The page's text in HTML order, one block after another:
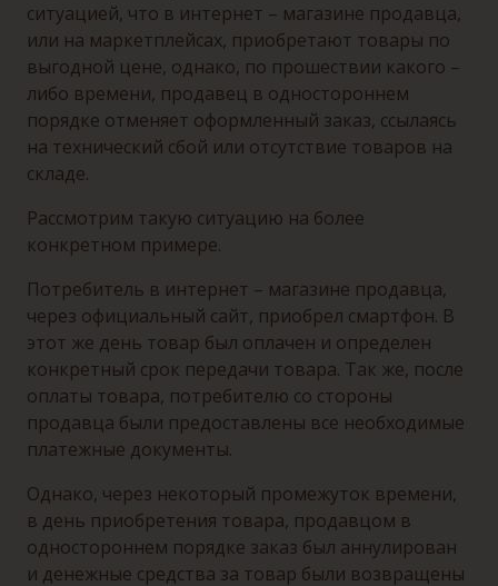
ситуацией, что в интернет – магазине продавца,
или на маркетплейсах, приобретают товары по
выгодной цене, однако, по прошествии какого –
либо времени, продавец в одностороннем
порядке отменяет оформленный заказ, ссылаясь
на технический сбой или отсутствие товаров на
складе.
Рассмотрим такую ситуацию на более
конкретном примере.
Потребитель в интернет – магазине продавца,
через официальный сайт, приобрел смартфон. В
этот же день товар был оплачен и определен
конкретный срок передачи товара. Так же, после
оплаты товара, потребителю со стороны
продавца были предоставлены все необходимые
платежные документы.
Однако, через некоторый промежуток времени,
в день приобретения товара, продавцом в
одностороннем порядке заказ был аннулирован
и денежные средства за товар были возвращены